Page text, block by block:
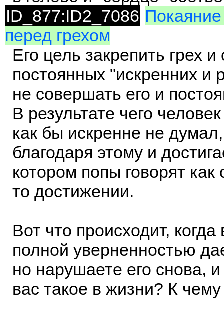
ID_877:ID2_7086
перед грехом
Его цель закрепить грех
постоянных "искренних
не совершать его и
В результате чего
как бы искренне не
благодаря этому и
котором попы говорят
то достижении.
Вот что происходит,
полной уверненностью
но нарушаете его снова,
вас такое в жизни? К